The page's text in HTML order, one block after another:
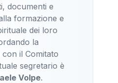
documenti e
formazione e
dei loro
la
il Comitato
segretario è
Volpe.